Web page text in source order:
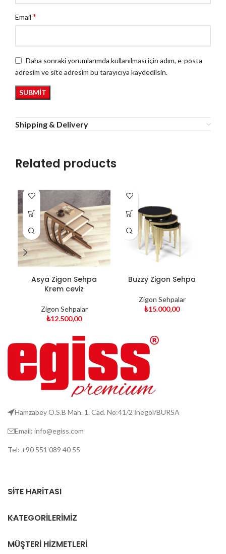
Email *
Daha sonraki yorumlarımda kullanılması için adım, e-posta
adresim ve site adresim bu tarayıcıya kaydedilsin.
Shipping & Delivery
Related products
Asya Zigon Sehpa
Krem ceviz
Zigon Sehpalar
₺12.500,00
Buzzy Zigon Sehpa
Zigon Sehpalar
₺15.000,00
Hamzabey O.S.B Mah. 1. Cad. No:41/2 İnegöl/BURSA
Email: info@egiss.com
Tel: +90 551 089 40 55
SITE HARITASI
KATEGORILERIMIZ
MÜŞTERI HIZMETLERI